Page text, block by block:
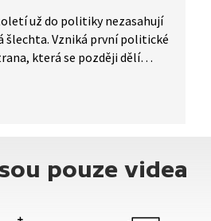
už do politiky nezasahují
šlechta. Vzniká první politické
která se později dělí
pouze videa